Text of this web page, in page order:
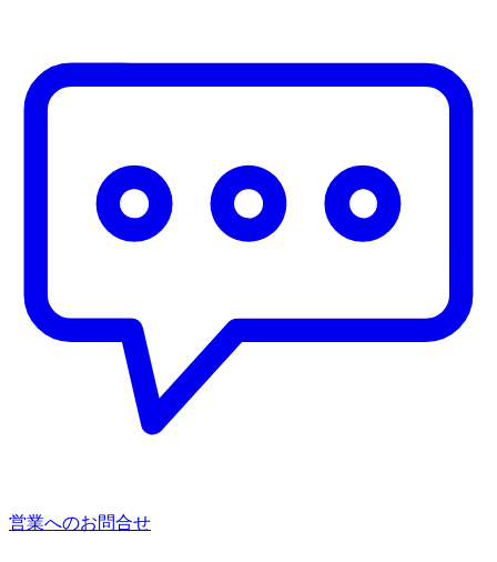
営業へのお問合せ